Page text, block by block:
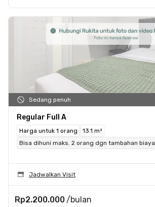
Sedang penuh
Regular Full A
Harga untuk 1 orang
13.1 m²
Bisa dihuni maks. 2 orang dgn tambahan biaya
Jadwalkan Visit
Rp2.200.000 /bulan